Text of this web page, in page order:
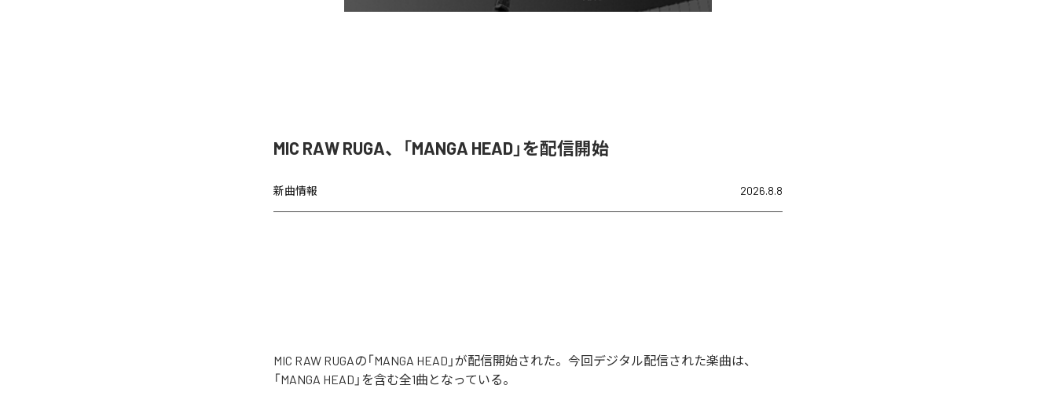
MIC RAW RUGA、「MANGA HEAD」を配信開始
新曲情報 2026.8.8
MIC RAW RUGAの「MANGA HEAD」が配信開始された。今回デジタル配信された楽曲は、
「MANGA HEAD」を含む全1曲となっている。